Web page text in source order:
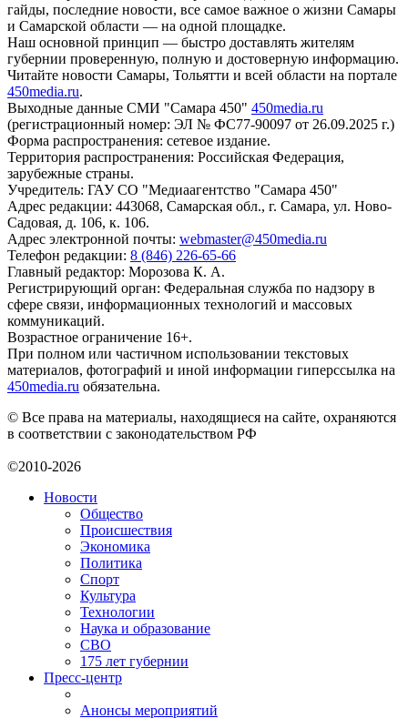
гайды, последние новости, все самое важное о жизни Самары
и Самарской области — на одной площадке.
Наш основной принцип — быстро доставлять жителям
губернии проверенную, полную и достоверную информацию.
Читайте новости Самары, Тольятти и всей области на портале
450media.ru.
Выходные данные СМИ "Самара 450" 450media.ru
(регистрационный номер: ЭЛ № ФС77-90097 от 26.09.2025 г.)
Форма распространения: сетевое издание.
Территория распространения: Российская Федерация,
зарубежные страны.
Учредитель: ГАУ СО "Медиаагентство "Самара 450"
Адрес редакции: 443068, Самарская обл., г. Самара, ул. Ново-
Садовая, д. 106, к. 106.
Адрес электронной почты: webmaster@450media.ru
Телефон редакции: 8 (846) 226-65-66
Главный редактор: Морозова К. А.
Регистрирующий орган: Федеральная служба по надзору в
сфере связи, информационных технологий и массовых
коммуникаций.
Возрастное ограничение 16+.
При полном или частичном использовании текстовых
материалов, фотографий и иной информации гиперссылка на
450media.ru обязательна.
© Все права на материалы, находящиеся на сайте, охраняются
в соответствии с законодательством РФ
©2010-2026
Новости
Общество
Происшествия
Экономика
Политика
Спорт
Культура
Технологии
Наука и образование
СВО
175 лет губернии
Пресс-центр
Анонсы мероприятий